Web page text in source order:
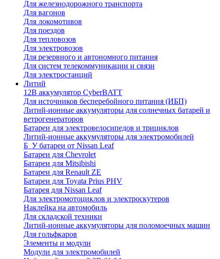
Для железнодорожного транспорта
Для вагонов
Для локомотивов
Для поездов
Для тепловозов
Для электровозов
Для резервного и автономного питания
Для систем телекоммуникации и связи
Для электростанций
Литий
12В аккумулятор CyberBATT
Для источников бесперебойного питания (ИБП)
Литий-ионные аккумуляторы для солнечных батарей и
ветрогенераторов
Батареи для электровелосипедов и трициклов
Литий-ионные аккумуляторы для электромобилей
Б_У батареи от Nissan Leaf
Батареи для Chevrolet
Батареи для Mitsibishi
Батареи для Renault ZE
Батареи для Toyata Prius PHV
Батарея для Nissan Leaf
Для электромотоциклов и электроскутеров
Наклейка на автомобиль
Для складской техники
Литий-ионные аккумуляторы для поломоечных машин
Для гольфкаров
Элементы и модули
Модули для электромобилей